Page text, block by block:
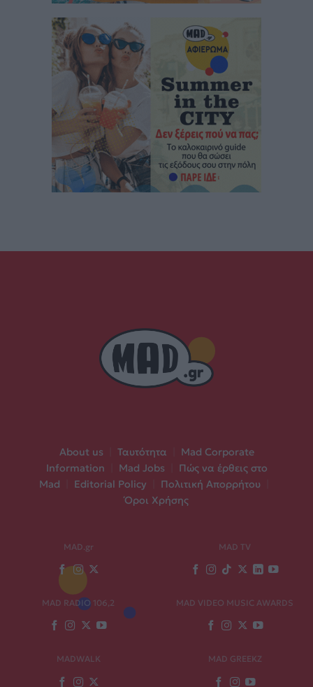
About us Ταυτότητα
Mad Corporate
Information
Mad Jobs
Πώς να έρθεις στο
Mad
Editorial Policy Πολιτική Απορρήτου
Όροι Χρήσης
MAD.gr MAD TV
MAD RADIO 106,2 MAD VIDEO MUSIC AWARDS
MADWALK MAD GREEKZ